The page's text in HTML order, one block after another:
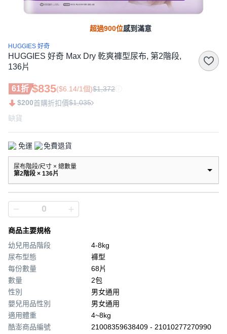
超過900位感到滿意
HUGGIES 好奇
HUGGIES 好奇 Max Dry 乾爽褲型尿布, 第2階段,
136片
61折 $835($6.14/1個)$1,372
$200首購折扣價$1,035
缺貨
免運 免費退貨
尿布階段/尺寸 × 總數量
第2階段 × 136片
商品主要規格
幼兒用品階段
4-8kg
尿布型態
褲型
每份數量
68片
數量
2包
性別
男女通用
嬰兒用品性別
男女通用
適用體重
4~8kg
酷澎商品編號
21008359638409 - 21010277270990